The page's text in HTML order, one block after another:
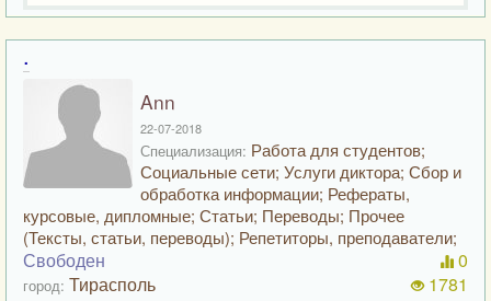
.
Ann
22-07-2018
Специализация: Работа для студентов;
Социальные сети; Услуги диктора; Сбор и
обработка информации; Рефераты,
курсовые, дипломные; Статьи; Переводы; Прочее
(Тексты, статьи, переводы); Репетиторы, преподаватели;
Свободен
город: Тирасполь
0
1781